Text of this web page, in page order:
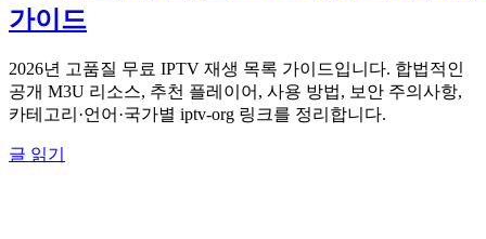
가이드
2026년 고품질 무료 IPTV 재생 목록 가이드입니다. 합법적인
공개 M3U 리소스, 추천 플레이어, 사용 방법, 보안 주의사항,
카테고리·언어·국가별 iptv-org 링크를 정리합니다.
글 읽기